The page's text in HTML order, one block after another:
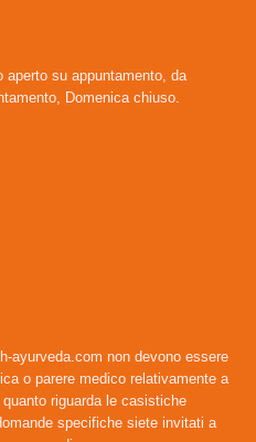
aperto su appuntamento, da
Domenica chiuso.
ayurveda.com non devono essere
o parere medico relativamente a
riguarda le casistiche
specifiche siete invitati a